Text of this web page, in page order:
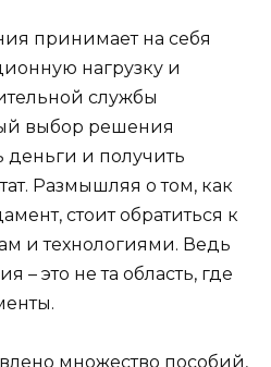
принимает на себя
нагрузку и
службы
выбор решения
деньги и получить
Размышляя о том, как
стоит обратиться к
и технологиями. Ведь
– это не та область, где
множество пособий,